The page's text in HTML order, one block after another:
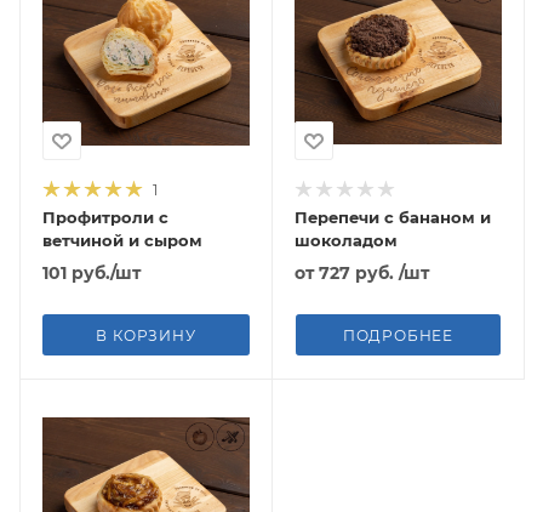
1
Профитроли с
ветчиной и сыром
101 руб./шт
В КОРЗИНУ
Перепечи с бананом и
шоколадом
от727 руб. /шт
ПОДРОБНЕЕ